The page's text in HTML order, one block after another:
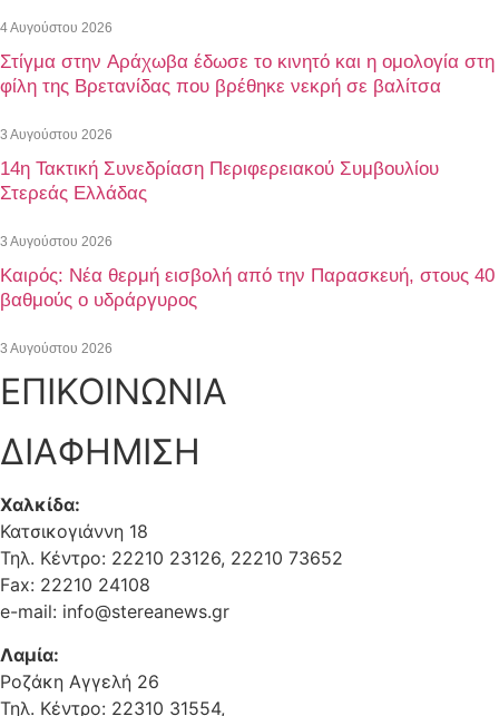
4 Αυγούστου 2026
Στίγμα στην Αράχωβα έδωσε το κινητό και η ομολογία στη
φίλη της Βρετανίδας που βρέθηκε νεκρή σε βαλίτσα
3 Αυγούστου 2026
14η Τακτική Συνεδρίαση Περιφερειακού Συμβουλίου
Στερεάς Ελλάδας
3 Αυγούστου 2026
Καιρός: Νέα θερμή εισβολή από την Παρασκευή, στους 40
βαθμούς ο υδράργυρος
3 Αυγούστου 2026
ΕΠΙΚΟΙΝΩΝΙΑ
ΔΙΑΦΗΜΙΣΗ
Χαλκίδα:
Κατσικογιάννη 18
Τηλ. Κέντρο: 22210 23126, 22210 73652
Fax: 22210 24108
e-mail: info@stereanews.gr
Λαμία:
Ροζάκη Αγγελή 26
Τηλ. Κέντρο: 22310 31554,